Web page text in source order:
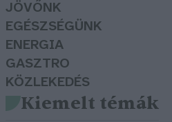
JÖVŐNK
EGÉSZSÉGÜNK
ENERGIA
GASZTRO
KÖZLEKEDÉS
Kiemelt témák